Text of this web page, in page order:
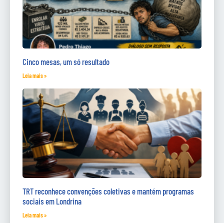
Cinco mesas, um só resultado
Leia mais »
TRT reconhece convenções coletivas e mantém programas
sociais em Londrina
Leia mais »